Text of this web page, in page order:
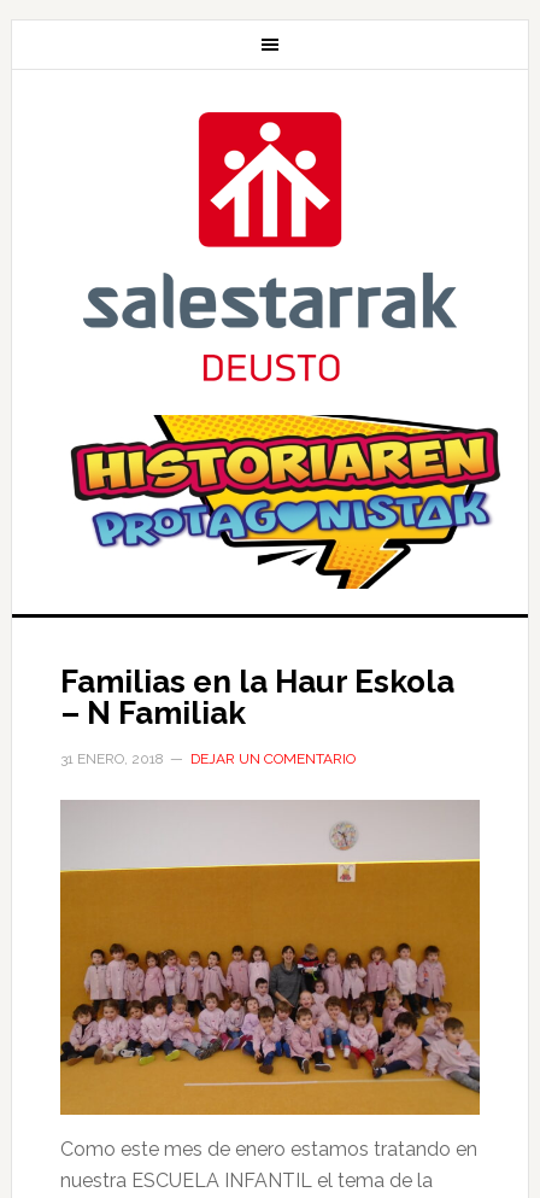
Familias en la Haur Eskola
– N Familiak
31 ENERO, 2018 DEJAR UN COMENTARIO
Como este mes de enero estamos tratando en
nuestra ESCUELA INFANTIL el tema de la